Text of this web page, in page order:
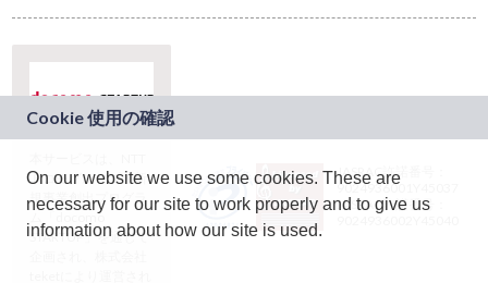
ドコモグループの新
規事業創出プログラ
ム「docomo
STARTUP」を通じて
JASRAC許諾番号：
9024936001Y45037
JASRAC許諾番号：
On our website we use some cookies. These are
necessary for our site to work properly and to give us
information about how our site is used.